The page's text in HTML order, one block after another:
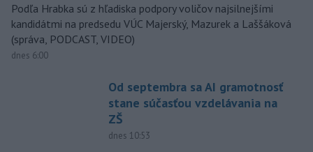
Podľa Hrabka sú z hľadiska podpory voličov najsilnejšími
kandidátmi na predsedu VÚC Majerský, Mazurek a Laššáková
(správa, PODCAST, VIDEO)
dnes 6:00
Od septembra sa AI gramotnosť
stane súčasťou vzdelávania na
ZŠ
dnes 10:53